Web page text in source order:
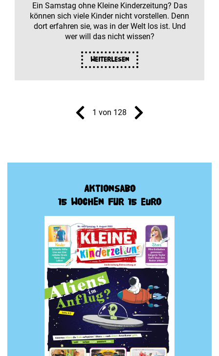
Ein Samstag ohne Kleine Kinderzeitung? Das
können sich viele Kinder nicht vorstellen. Denn
dort erfahren sie, was in der Welt los ist. Und
wer will das nicht wissen?
Weiterlesen
1 von 128
Aktionsabo
15 Wochen für 15 Euro